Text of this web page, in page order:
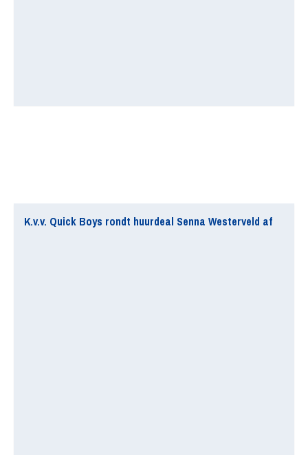
K.v.v. Quick Boys rondt huurdeal Senna Westerveld af